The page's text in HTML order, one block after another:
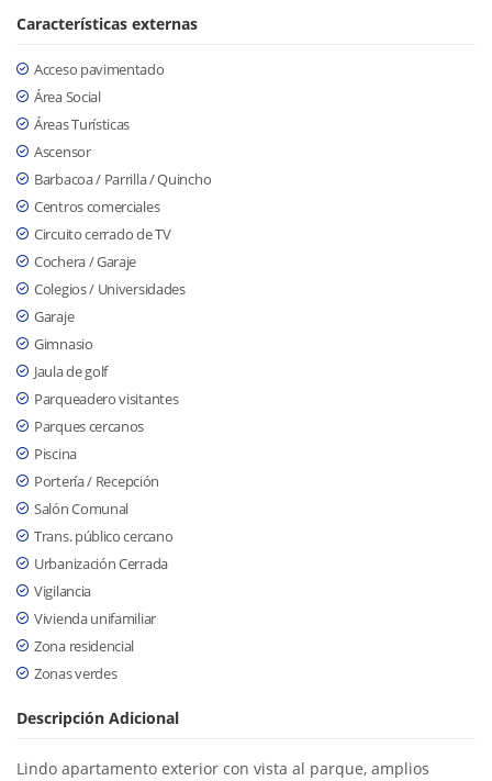
Características externas
Acceso pavimentado
Área Social
Áreas Turísticas
Ascensor
Barbacoa / Parrilla / Quincho
Centros comerciales
Circuito cerrado de TV
Cochera / Garaje
Colegios / Universidades
Garaje
Gimnasio
Jaula de golf
Parqueadero visitantes
Parques cercanos
Piscina
Portería / Recepción
Salón Comunal
Trans. público cercano
Urbanización Cerrada
Vigilancia
Vivienda unifamiliar
Zona residencial
Zonas verdes
Descripción Adicional
Lindo apartamento exterior con vista al parque, amplios